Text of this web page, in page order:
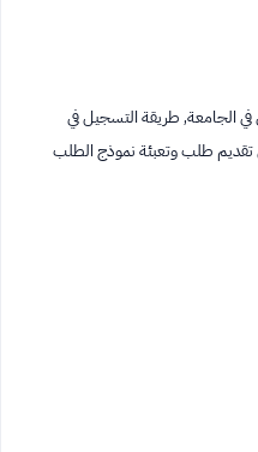
طريقة التسجيل في
تقديم طلب وتعبئة نموذج الطلب